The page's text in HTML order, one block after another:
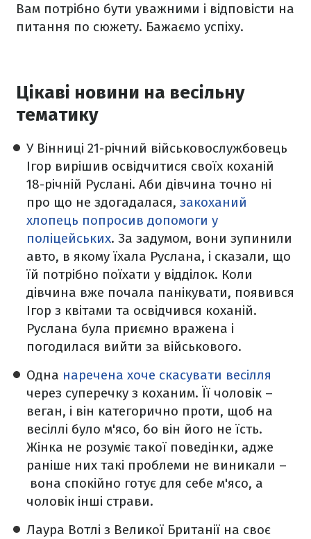
Вам потрібно бути уважними і відповісти на
питання по сюжету. Бажаємо успіху.
Цікаві новини на весільну
тематику
У Вінниці 21-річний військовослужбовець
Ігор вирішив освідчитися своїх коханій
18-річній Руслані. Аби дівчина точно ні
про що не здогадалася, закоханий
хлопець попросив допомоги у
поліцейських. За задумом, вони зупинили
авто, в якому їхала Руслана, і сказали, що
їй потрібно поїхати у відділок. Коли
дівчина вже почала панікувати, появився
Ігор з квітами та освідчився коханій.
Руслана була приємно вражена і
погодилася вийти за військового.
Одна наречена хоче скасувати весілля
через суперечку з коханим. Її чоловік –
веган, і він категорично проти, щоб на
весіллі було м'ясо, бо він його не їсть.
Жінка не розуміє такої поведінки, адже
раніше них такі проблеми не виникали –
вона спокійно готує для себе м'ясо, а
чоловік інші страви.
Лаура Вотлі з Великої Британії на своє